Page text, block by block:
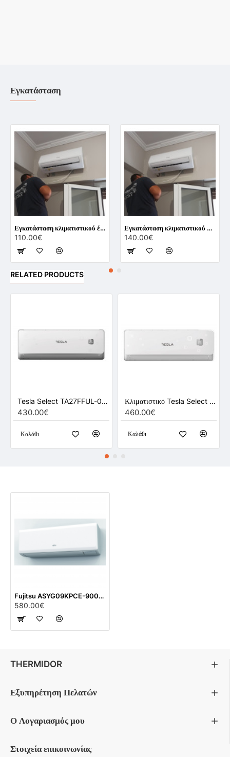
Εγκατάσταση
Εγκατάσταση κλιματιστικού έως 12.000 BTU
110.00€
Εγκατάσταση κλιματιστικού 24.000 BTU
140.00€
RELATED PRODUCTS
Tesla Select TA27FFUL-0932IAW 9000 BTU Inverter (Λευκό)
430.00€
Καλάθι
Κλιματιστικό Tesla Select TT34EX81-1232IAW 12000 BTU Inverter (Λευκό)
460.00€
Καλάθι
Fujitsu ASYG09KPCE-9000 BTU
580.00€
THERMIDOR
Εξυπηρέτηση Πελατών
Ο Λογαριασμός μου
Στοιχεία επικοινωνίας